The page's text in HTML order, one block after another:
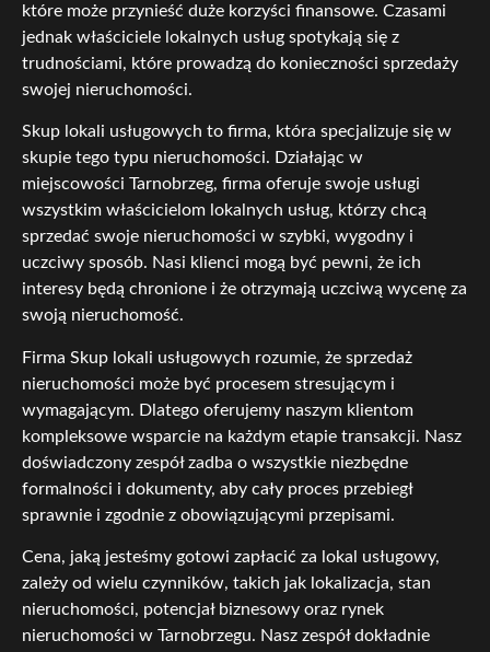
które może przynieść duże korzyści finansowe. Czasami
jednak właściciele lokalnych usług spotykają się z
trudnościami, które prowadzą do konieczności sprzedaży
swojej nieruchomości.
Skup lokali usługowych to firma, która specjalizuje się w
skupie tego typu nieruchomości. Działając w
miejscowości Tarnobrzeg, firma oferuje swoje usługi
wszystkim właścicielom lokalnych usług, którzy chcą
sprzedać swoje nieruchomości w szybki, wygodny i
uczciwy sposób. Nasi klienci mogą być pewni, że ich
interesy będą chronione i że otrzymają uczciwą wycenę za
swoją nieruchomość.
Firma Skup lokali usługowych rozumie, że sprzedaż
nieruchomości może być procesem stresującym i
wymagającym. Dlatego oferujemy naszym klientom
kompleksowe wsparcie na każdym etapie transakcji. Nasz
doświadczony zespół zadba o wszystkie niezbędne
formalności i dokumenty, aby cały proces przebiegł
sprawnie i zgodnie z obowiązującymi przepisami.
Cena, jaką jesteśmy gotowi zapłacić za lokal usługowy,
zależy od wielu czynników, takich jak lokalizacja, stan
nieruchomości, potencjał biznesowy oraz rynek
nieruchomości w Tarnobrzegu. Nasz zespół dokładnie